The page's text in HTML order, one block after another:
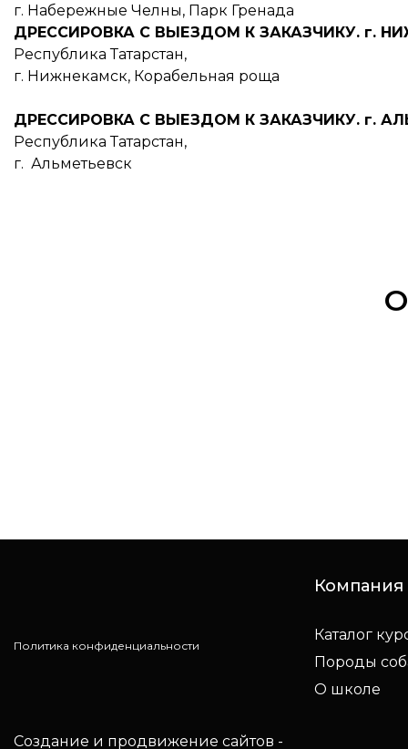
г. Набережные Челны, Парк Гренада
ДРЕССИРОВКА С ВЫЕЗДОМ К ЗАКАЗЧИКУ. г.
Республика Татарстан,
г. Нижнекамск, Корабельная роща
ДРЕССИРОВКА С ВЫЕЗДОМ К ЗАКАЗЧИКУ. г.
Республика Татарстан,
г. Альметьевск
Политика конфиденциальности
Компания
Каталог
Породы
О школе
Создание и продвижение сайтов -